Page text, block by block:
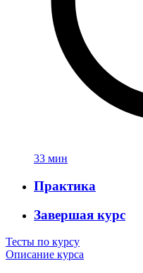
33 мин
Практика
Завершая курс
Тесты по курсу
Описание курса